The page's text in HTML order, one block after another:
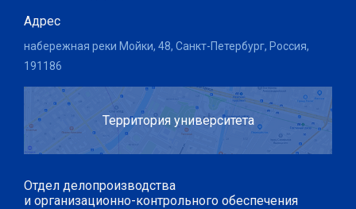
Адрес
набережная реки Мойки, 48, Санкт-Петербург, Россия,
191186
Территория университета
Отдел делопроизводства
и организационно-контрольного обеспечения